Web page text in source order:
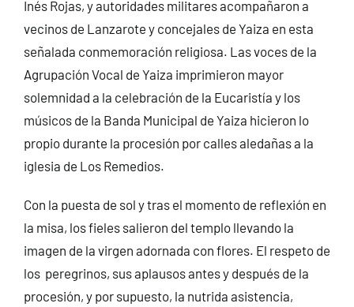
Inés Rojas, y autoridades militares acompañaron a
vecinos de Lanzarote y concejales de Yaiza en esta
señalada conmemoración religiosa. Las voces de la
Agrupación Vocal de Yaiza imprimieron mayor
solemnidad a la celebración de la Eucaristía y los
músicos de la Banda Municipal de Yaiza hicieron lo
propio durante la procesión por calles aledañas a la
iglesia de Los Remedios.
Con la puesta de sol y tras el momento de reflexión en
la misa, los fieles salieron del templo llevando la
imagen de la virgen adornada con flores. El respeto de
los peregrinos, sus aplausos antes y después de la
procesión, y por supuesto, la nutrida asistencia,